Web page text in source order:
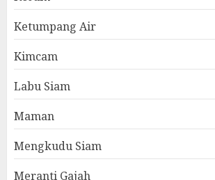
Ketumpang Air
Kimcam
Labu Siam
Maman
Mengkudu Siam
Meranti Gajah